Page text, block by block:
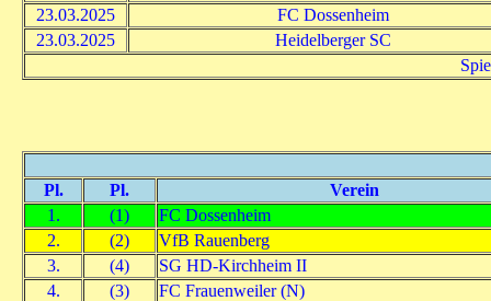
23.03.2025
FC Dossenheim
23.03.2025
Heidelberger SC
Pl. Pl.
Verein
1.
(1)
FC Dossenheim
2.
(2)
VfB Rauenberg
3.
(4)
SG HD-Kirchheim II
4.
(3)
FC Frauenweiler (N)